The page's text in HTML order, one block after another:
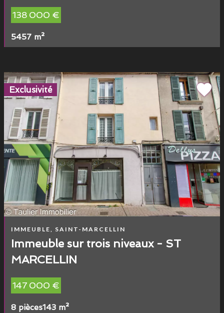
138 000 €
5457 m²
IMMEUBLE, SAINT-MARCELLIN
Immeuble sur trois niveaux - ST
MARCELLIN
147 000 €
8 pièces143 m²
Exclusivité